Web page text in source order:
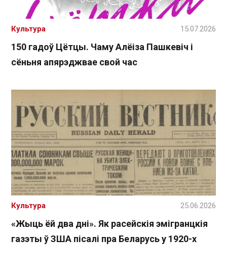
150 гадоў Цётцы. Чаму Алёіза Пашкевіч і
сёньня апярэджвае свой час
Культура 15.07.2026
«Жыць ёй два дні». Як расейскія эмігранцкія
газэты ў ЗША пісалі пра Беларусь у 1920-х
Культура 25.06.2026